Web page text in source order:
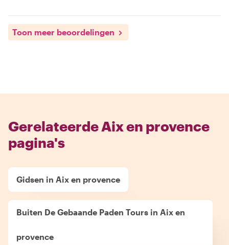
Toon meer beoordelingen
Gerelateerde Aix en provence
pagina's
Gidsen in Aix en provence
Buiten De Gebaande Paden Tours in Aix en
provence